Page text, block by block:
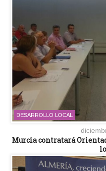
DESARROLLO LOCAL
Murcia contratará